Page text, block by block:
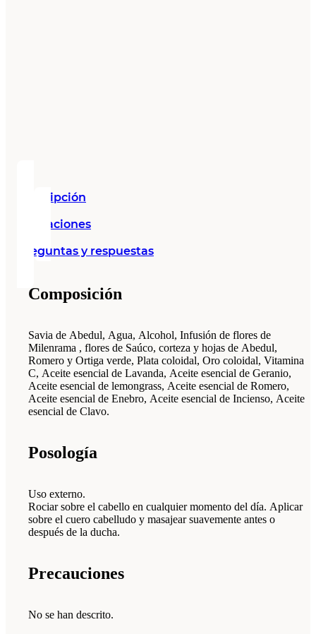
Descripción
Valoraciones
Preguntas y respuestas
Composición
Savia de Abedul, Agua, Alcohol, Infusión de flores de
Milenrama , flores de Saúco, corteza y hojas de Abedul,
Romero y Ortiga verde, Plata coloidal, Oro coloidal, Vitamina
C, Aceite esencial de Lavanda, Aceite esencial de Geranio,
Aceite esencial de lemongrass, Aceite esencial de Romero,
Aceite esencial de Enebro, Aceite esencial de Incienso, Aceite
esencial de Clavo.
Posología
Uso externo.
Rociar sobre el cabello en cualquier momento del día. Aplicar
sobre el cuero cabelludo y masajear suavemente antes o
después de la ducha.
Precauciones
No se han descrito.